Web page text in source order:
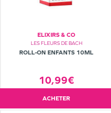
ELIXIRS & CO
LES FLEURS DE BACH
ROLL-ON ENFANTS 10ML
10,99€
ACHETER